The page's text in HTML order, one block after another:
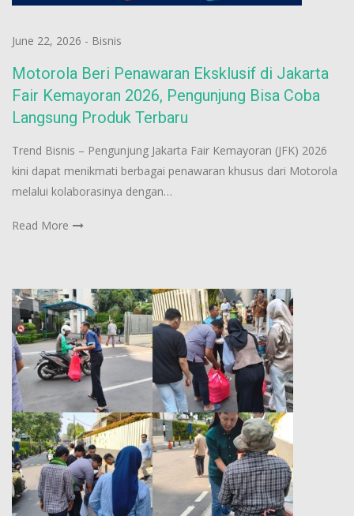
June 22, 2026 - Bisnis
Motorola Beri Penawaran Eksklusif di Jakarta
Fair Kemayoran 2026, Pengunjung Bisa Coba
Langsung Produk Terbaru
Trend Bisnis – Pengunjung Jakarta Fair Kemayoran (JFK) 2026
kini dapat menikmati berbagai penawaran khusus dari Motorola
melalui kolaborasinya dengan…
Read More